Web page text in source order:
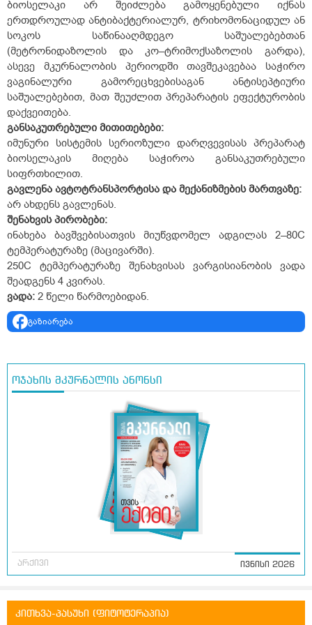
ბიოსელაკი არ შეიძლება გამოყენებული იქნას
ერთდროულად ანტიბაქტერიალურ, ტრიხომონაციდულ ან
სოკოს საწინააღმდეგო საშუალებებთან
(მეტრონიდაზოლის და კო–ტრიმოქსაზოლის გარდა),
ასევე მკურნალობის პერიოდში თავშეკავებაა საჭირო
ვაგინალური გამორეცხვებისაგან ანტისეპტიური
საშუალებებით, მათ შეუძლით პრეპარატის ეფექტურობის
დაქვეითება.
განსაკუთრებული მითითებები:
იმუნური სისტემის სერიოზული დარღვევისას პრეპარატ
ბიოსელაკის მიღება საჭიროა განსაკუთრებული
სიფრთხილით.
გავლენა ავტოტრანსპორტისა და მექანიზმების მართვაზე:
არ ახდენს გავლენას.
შენახვის პირობები:
ინახება ბავშვებისათვის მიუწვდომელ ადგილას 2–80C
ტემპერატურაზე (მაცივარში).
250C ტემპერატურაზე შენახვისას ვარგისიანობის ვადა
შეადგენს 4 კვირას.
ვადა: 2 წელი წარმოებიდან.
გაზიარება
ოჯახის მკურნალის ანონსი
არქივი ივნისი 2026
კითხვა-პასუხი (ფიტოტერაპია)